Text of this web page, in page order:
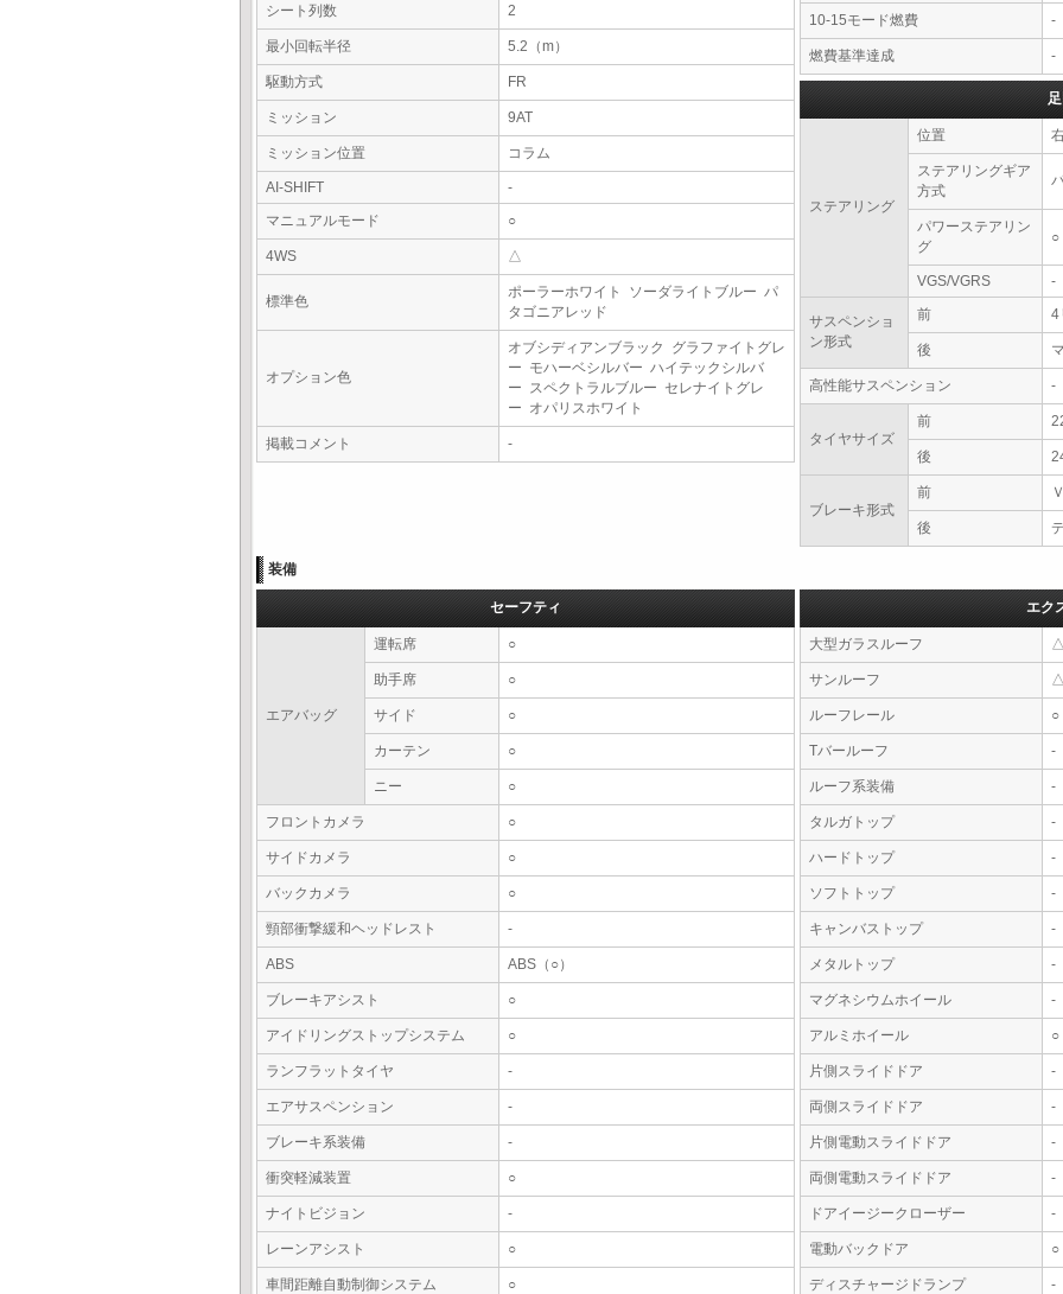
シート列数 2
最小回転半径 5.2（m）
駆動方式 FR
ミッション 9AT
ミッション位置 コラム
AI-SHIFT
-
マニュアルモード
○
4WS △
標準色
ポーラーホワイト ソーダライトブルー パ
タゴニアレッド
オプション色
オブシディアンブラック グラファイトグレ
ー モハーベシルバー ハイテックシルバ
ー スペクトラルブルー セレナイトグレ
ー オパリスホワイト
掲載コメント -
10-15モード燃費 -
燃費基準達成 -
ステアリング
位置
ステアリングギア
方式
パワーステアリン
グ
○
VGS/VGRS -
サスペンショ
ン形式
前 4
後
高性能サスペンション -
タイヤサイズ
前
後
ブレーキ形式
前
後
装備
セーフティ
エアバッグ
運転席 ○
助手席 ○
サイド ○
カーテン ○
ニー ○
フロントカメラ ○
サイドカメラ ○
バックカメラ ○
頸部衝撃緩和ヘッドレスト -
ABS ABS（○）
ブレーキアシスト ○
アイドリングストップシステム ○
ランフラットタイヤ -
エアサスペンション -
ブレーキ系装備 -
衝突軽減装置 ○
ナイトビジョン -
レーンアシスト ○
車間距離自動制御システム ○
エク
大型ガラスルーフ △
サンルーフ △
ルーフレール ○
Tバールーフ -
ルーフ系装備 -
タルガトップ -
ハードトップ -
ソフトトップ -
キャンバストップ -
メタルトップ -
マグネシウムホイール -
アルミホイール ○
片側スライドドア -
両側スライドドア -
片側電動スライドドア -
両側電動スライドドア -
ドアイージークローザー -
電動バックドア ○
ディスチャージドランプ -